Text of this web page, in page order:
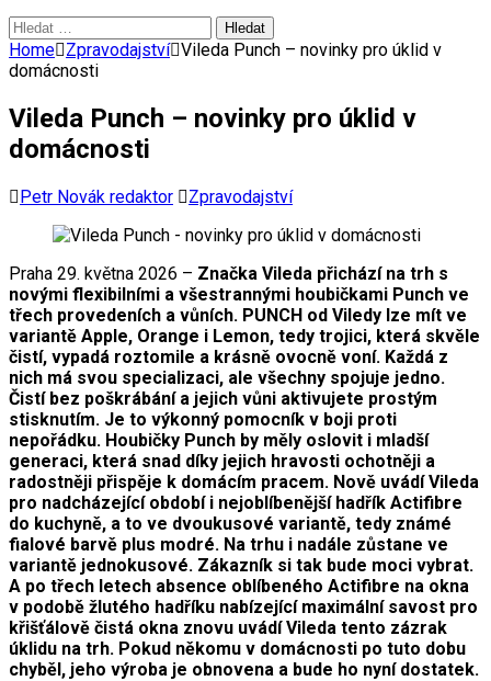
Vyhledávání
Home Zpravodajství Vileda Punch – novinky pro úklid v
domácnosti
Vileda Punch – novinky pro úklid v
domácnosti
Petr Novák redaktor Zpravodajství
Praha 29. května 2026 – Značka Vileda přichází na trh s
novými flexibilními a všestrannými houbičkami Punch ve
třech provedeních a vůních. PUNCH od Viledy lze mít ve
variantě Apple, Orange i Lemon, tedy trojici, která skvěle
čistí, vypadá roztomile a krásně ovocně voní. Každá z
nich má svou specializaci, ale všechny spojuje jedno.
Čistí bez poškrábání a jejich vůni aktivujete prostým
stisknutím. Je to výkonný pomocník v boji proti
nepořádku. Houbičky Punch by měly oslovit i mladší
generaci, která snad díky jejich hravosti ochotněji a
radostněji přispěje k domácím pracem. Nově uvádí Vileda
pro nadcházející období i nejoblíbenější hadřík Actifibre
do kuchyně, a to ve dvoukusové variantě, tedy známé
fialové barvě plus modré. Na trhu i nadále zůstane ve
variantě jednokusové. Zákazník si tak bude moci vybrat.
A po třech letech absence oblíbeného Actifibre na okna
v podobě žlutého hadříku nabízející maximální savost pro
křišťálově čistá okna znovu uvádí Vileda tento zázrak
úklidu na trh. Pokud někomu v domácnosti po tuto dobu
chyběl, jeho výroba je obnovena a bude ho nyní dostatek.